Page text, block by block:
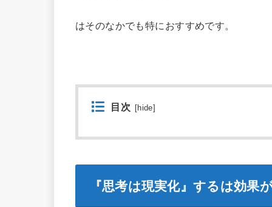
はそのなかでも特におすすめです。
目次 [hide]
『思考は現実化』するは効果